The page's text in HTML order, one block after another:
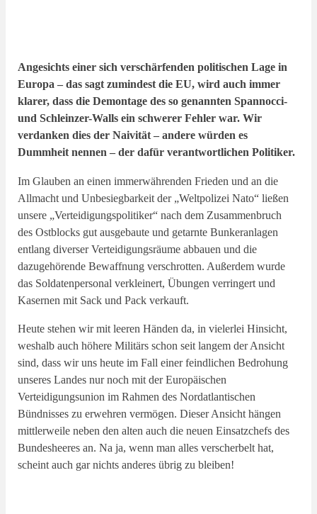
Angesichts einer sich verschärfenden politischen Lage in
Europa – das sagt zumindest die EU, wird auch immer
klarer, dass die Demontage des so genannten Spannocci-
und Schleinzer-Walls ein schwerer Fehler war. Wir
verdanken dies der Naivität – andere würden es
Dummheit nennen – der dafür verantwortlichen Politiker.
Im Glauben an einen immerwährenden Frieden und an die
Allmacht und Unbesiegbarkeit der „Weltpolizei Nato“ ließen
unsere „Verteidigungspolitiker“ nach dem Zusammenbruch
des Ostblocks gut ausgebaute und getarnte Bunkeranlagen
entlang diverser Verteidigungsräume abbauen und die
dazugehörende Bewaffnung verschrotten. Außerdem wurde
das Soldatenpersonal verkleinert, Übungen verringert und
Kasernen mit Sack und Pack verkauft.
Heute stehen wir mit leeren Händen da, in vielerlei Hinsicht,
weshalb auch höhere Militärs schon seit langem der Ansicht
sind, dass wir uns heute im Fall einer feindlichen Bedrohung
unseres Landes nur noch mit der Europäischen
Verteidigungsunion im Rahmen des Nordatlantischen
Bündnisses zu erwehren vermögen. Dieser Ansicht hängen
mittlerweile neben den alten auch die neuen Einsatzchefs des
Bundesheeres an. Na ja, wenn man alles verscherbelt hat,
scheint auch gar nichts anderes übrig zu bleiben!